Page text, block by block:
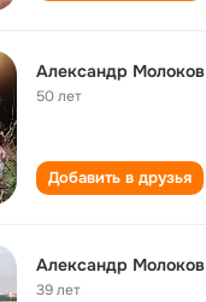
Александр Молоков
50 лет
Добавить в друзья
Александр Молоков
39 лет